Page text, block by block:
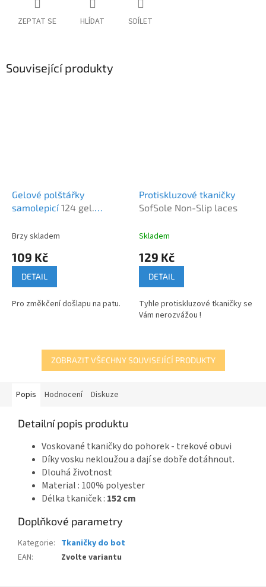
ZEPTAT SE HLÍDAT SDÍLET
Související produkty
Gelové polštářky
samolepicí124 gel.
Brzy skladem
109 Kč
DETAIL
Pro změkčení došlapu na patu.
Protiskluzové tkaničky
SofSole Non-Slip laces
Skladem
129 Kč
DETAIL
Tyhle protiskluzové tkaničky se
Vám nerozvážou !
ZOBRAZIT VŠECHNY SOUVISEJÍCÍ PRODUKTY
Popis Hodnocení Diskuze
Detailní popis produktu
Voskované tkaničky do pohorek - trekové obuvi
Díky vosku nekloužou a dají se dobře dotáhnout.
Dlouhá životnost
Material : 100% polyester
Délka tkaniček : 152 cm
Doplňkové parametry
Kategorie: Tkaničky do bot
EAN: Zvolte variantu